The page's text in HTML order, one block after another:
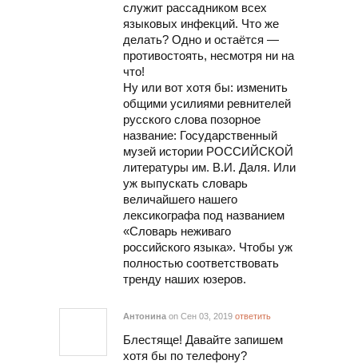
служит рассадником всех
языковых инфекций. Что же
делать? Одно и остаётся —
противостоять, несмотря ни на
что!
Ну или вот хотя бы: изменить
общими усилиями ревнителей
русского слова позорное
название: Государственный
музей истории РОССИЙСКОЙ
литературы им. В.И. Даля. Или
уж выпускать словарь
величайшего нашего
лексикографа под названием
«Словарь неживаго
российского языка». Чтобы уж
полностью соответствовать
тренду наших юзеров.
Антонина on Сен 03, 2019 ответить
Блестяще! Давайте запишем
хотя бы по телефону?